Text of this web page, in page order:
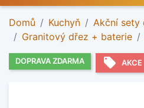
Domů Kuchyň
Akční sety
Granitový dřez + baterie
DOPRAVA ZDARMA local_offer AKCE